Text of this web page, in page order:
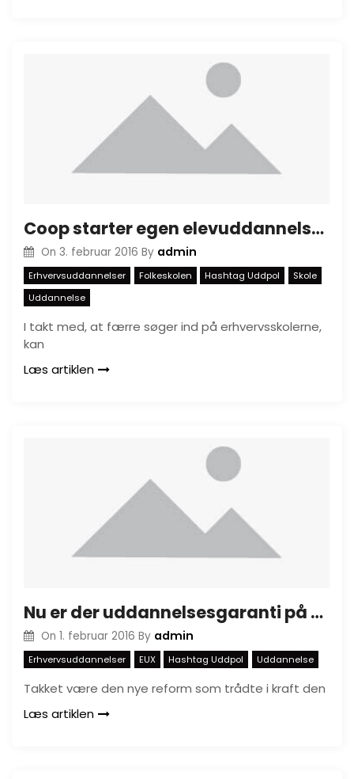
Coop starter egen elevuddannelse med deres egen Madskolen
On 3. februar 2016 By admin
Erhvervsuddannelser Folkeskolen Hashtag Uddpol
Skole
Uddannelse
I takt med, at færre søger ind på erhvervsskolerne,
kan
Læs artiklen
Nu er der uddannelsesgaranti på EUX uddannelserne
On 1. februar 2016 By admin
Erhvervsuddannelser EUX Hashtag Uddpol Uddannelse
Takket være den nye reform som trådte i kraft den
Læs artiklen